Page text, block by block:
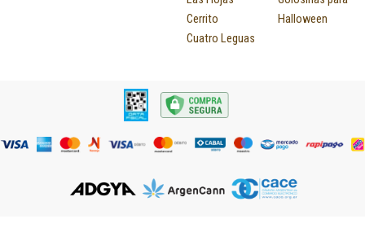
Cerrito
Cuatro Leguas
Halloween